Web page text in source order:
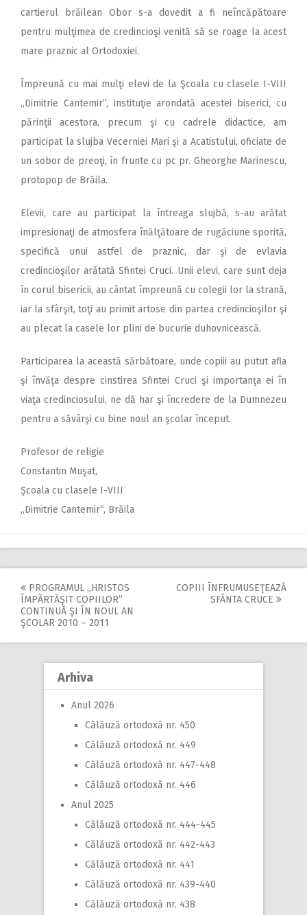
cartierul brăilean Obor s-a dovedit a fi neîncăpătoare
pentru mulţimea de credincioşi venită să se roage la acest
mare praznic al Ortodoxiei.
Împreună cu mai mulţi elevi de la Şcoala cu clasele I-VIII
„Dimitrie Cantemir”, instituţie arondată acestei biserici, cu
părinţii acestora, precum şi cu cadrele didactice, am
participat la slujba Vecerniei Mari şi a Acatistului, oficiate de
un sobor de preoţi, în frunte cu pc pr. Gheorghe Marinescu,
protopop de Brăila.
Elevii, care au participat la întreaga slujbă, s-au arătat
impresionaţi de atmosfera înălţătoare de rugăciune sporită,
specifică unui astfel de praznic, dar şi de evlavia
credincioşilor arătată Sfintei Cruci. Unii elevi, care sunt deja
în corul bisericii, au cântat împreună cu colegii lor la strană,
iar la sfârşit, toţi au primit artose din partea credincioşilor şi
au plecat la casele lor plini de bucurie duhovnicească.
Participarea la această sărbătoare, unde copiii au putut afla
şi învăţa despre cinstirea Sfintei Cruci şi importanţa ei în
viaţa credinciosului, ne dă har şi încredere de la Dumnezeu
pentru a săvârşi cu bine noul an şcolar început.
Profesor de religie
Constantin Muşat,
Şcoala cu clasele I-VIII
„Dimitrie Cantemir”, Brăila
Post
navigation
PROGRAMUL ,,HRISTOS
ÎMPĂRTĂŞIT COPIILOR”
CONTINUĂ ŞI ÎN NOUL AN
ŞCOLAR 2010 – 2011
COPIII ÎNFRUMUSEŢEAZĂ
SFÂNTA CRUCE
Arhiva
Anul 2026
Călăuză ortodoxă nr. 450
Călăuză ortodoxă nr. 449
Călăuză ortodoxă nr. 447-448
Călăuză ortodoxă nr. 446
Anul 2025
Călăuză ortodoxă nr. 444-445
Călăuză ortodoxă nr. 442-443
Călăuză ortodoxă nr. 441
Călăuză ortodoxă nr. 439-440
Călăuză ortodoxă nr. 438